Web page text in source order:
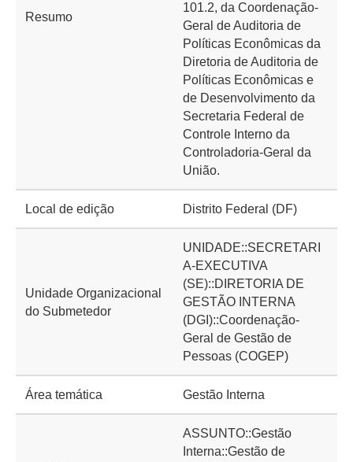
Resumo
101.2, da Coordenação-
Geral de Auditoria de
Políticas Econômicas da
Diretoria de Auditoria de
Políticas Econômicas e
de Desenvolvimento da
Secretaria Federal de
Controle Interno da
Controladoria-Geral da
União.
Local de edição Distrito Federal (DF)
Unidade Organizacional
do Submetedor
UNIDADE::SECRETARI
A-EXECUTIVA
(SE)::DIRETORIA DE
GESTÃO INTERNA
(DGI)::Coordenação-
Geral de Gestão de
Pessoas (COGEP)
Área temática Gestão Interna
ASSUNTO::Gestão
Interna::Gestão de